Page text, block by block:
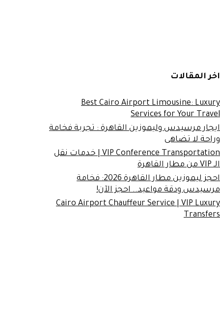
اخر المقالات
Best Cairo Airport Limousine: Luxury
Services for Your Travel
ايجار مرسيدس وليموزين القاهرة : تجربة فخامة
وراحة لا تضاهى
VIP Conference Transportation | خدمات نقل
الـ VIP من مطار القاهرة
احجز ليموزين مطار القاهرة 2026: فخامة
مرسيدس ودقة مواعيد.. احجز الآن!
Cairo Airport Chauffeur Service | VIP Luxury
Transfers